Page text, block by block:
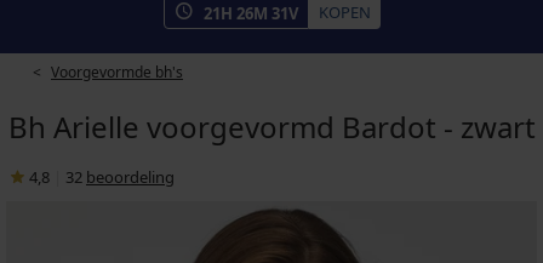
21H 26M 30V KOPEN
Voorgevormde bh's
Bh Arielle voorgevormd Bardot - zwart
4,8 32 beoordeling